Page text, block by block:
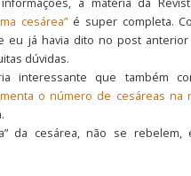
cesárea”é super completa.
eu já havia dito no post
dúvidas.
interessante que também
o número de cesáreas na
da cesárea, não se